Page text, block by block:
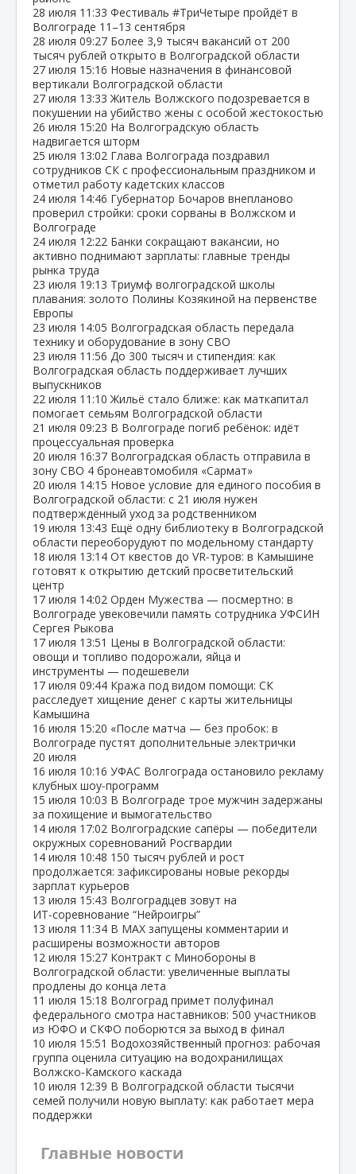
28 июля 11:33 Фестиваль #ТриЧетыре пройдёт в
Волгограде 11–13 сентября
28 июля 09:27 Более 3,9 тысяч вакансий от 200
тысяч рублей открыто в Волгоградской области
27 июля 15:16 Новые назначения в финансовой
вертикали Волгоградской области
27 июля 13:33 Житель Волжского подозревается в
покушении на убийство жены с особой жестокостью
26 июля 15:20 На Волгоградскую область
надвигается шторм
25 июля 13:02 Глава Волгограда поздравил
сотрудников СК с профессиональным праздником и
отметил работу кадетских классов
24 июля 14:46 Губернатор Бочаров внепланово
проверил стройки: сроки сорваны в Волжском и
Волгограде
24 июля 12:22 Банки сокращают вакансии, но
активно поднимают зарплаты: главные тренды
рынка труда
23 июля 19:13 Триумф волгоградской школы
плавания: золото Полины Козякиной на первенстве
Европы
23 июля 14:05 Волгоградская область передала
технику и оборудование в зону СВО
23 июля 11:56 До 300 тысяч и стипендия: как
Волгоградская область поддерживает лучших
выпускников
22 июля 11:10 Жильё стало ближе: как маткапитал
помогает семьям Волгоградской области
21 июля 09:23 В Волгограде погиб ребёнок: идёт
процессуальная проверка
20 июля 16:37 Волгоградская область отправила в
зону СВО 4 бронеавтомобиля «Сармат»
20 июля 14:15 Новое условие для единого пособия в
Волгоградской области: с 21 июля нужен
подтверждённый уход за родственником
19 июля 13:43 Ещё одну библиотеку в Волгоградской
области переоборудуют по модельному стандарту
18 июля 13:14 От квестов до VR‑туров: в Камышине
готовят к открытию детский просветительский
центр
17 июля 14:02 Орден Мужества — посмертно: в
Волгограде увековечили память сотрудника УФСИН
Сергея Рыкова
17 июля 13:51 Цены в Волгоградской области:
овощи и топливо подорожали, яйца и
инструменты — подешевели
17 июля 09:44 Кража под видом помощи: СК
расследует хищение денег с карты жительницы
Камышина
16 июля 15:20 «После матча — без пробок: в
Волгограде пустят дополнительные электрички
20 июля
16 июля 10:16 УФАС Волгограда остановило рекламу
клубных шоу‑программ
15 июля 10:03 В Волгограде трое мужчин задержаны
за похищение и вымогательство
14 июля 17:02 Волгоградские сапёры — победители
окружных соревнований Росгвардии
14 июля 10:48 150 тысяч рублей и рост
продолжается: зафиксированы новые рекорды
зарплат курьеров
13 июля 15:43 Волгоградцев зовут на
ИТ‑соревнование “Нейроигры”
13 июля 11:34 В МАХ запущены комментарии и
расширены возможности авторов
12 июля 15:27 Контракт с Минобороны в
Волгоградской области: увеличенные выплаты
продлены до конца лета
11 июля 15:18 Волгоград примет полуфинал
федерального смотра наставников: 500 участников
из ЮФО и СКФО поборются за выход в финал
10 июля 15:51 Водохозяйственный прогноз: рабочая
группа оценила ситуацию на водохранилищах
Волжско‑Камского каскада
10 июля 12:39 В Волгоградской области тысячи
семей получили новую выплату: как работает мера
поддержки
Главные новости